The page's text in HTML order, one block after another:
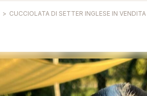
> CUCCIOLATA DI SETTER INGLESE IN VENDITA